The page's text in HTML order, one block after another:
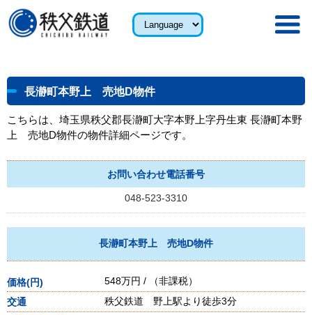
長瀞町本野上 売地D物件
こちらは、埼玉県秩父郡長瀞町大字本野上字丹生東 長瀞町本野
上 売地D物件の物件詳細ページです。
お問い合わせ電話番号
048-523-3310
長瀞町本野上 売地D物件
548万円
（非課税）
秩父鉄道 野上駅より徒歩3分